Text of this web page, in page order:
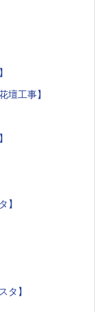
壇工事】
】
タ】